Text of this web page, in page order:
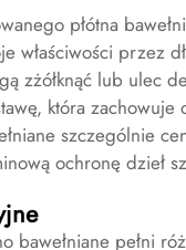
płótna
właściwości przez
zżółknąć lub ulec
która
szczególnie
ochronę dzieł
bawełniane pełni